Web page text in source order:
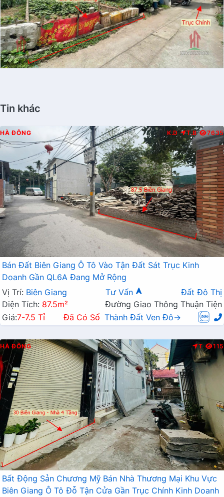
Tin khác
HÀ ĐÔNG K.D T.B 7635
Bán Đất Biên Giang Ô Tô Vào Tận Đất Sát Trục Kinh
Doanh Gần QL6A Đang Mở Rộng
Vị Trí: Biên Giang Tư Vấn
Đất Đô Thị
Diện Tích: 87.5m²
Đường Giao Thông Thuận Tiện
Giá:7-7.5 Tỉ Đã Có Sổ Thành Đất Ven Đô→
HÀ ĐÔNG T 115
Bất Động Sản Chương Mỹ Bán Nhà Thương Mại Khu Vực
Biên Giang Ô Tô Đỗ Tận Cửa Gần Trục Chính Kinh Doanh